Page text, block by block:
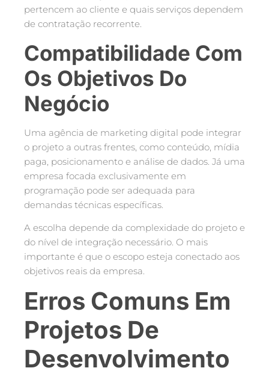
pertencem ao cliente e quais serviços dependem
de contratação recorrente.
Compatibilidade Com
Os Objetivos Do
Negócio
Uma agência de marketing digital pode integrar
o projeto a outras frentes, como conteúdo, mídia
paga, posicionamento e análise de dados. Já uma
empresa focada exclusivamente em
programação pode ser adequada para
demandas técnicas específicas.
A escolha depende da complexidade do projeto e
do nível de integração necessário. O mais
importante é que o escopo esteja conectado aos
objetivos reais da empresa.
Erros Comuns Em
Projetos De
Desenvolvimento